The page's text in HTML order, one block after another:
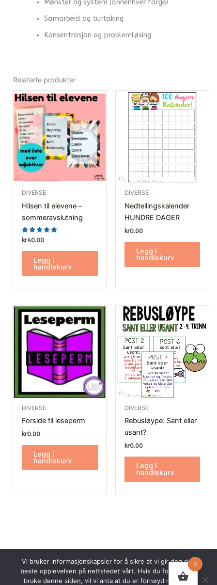
Mønster og system (annenhver farge)
Samarbeid og turtaking
Konsentrasjon og problemløsing
Relaterte produkter
DIVERSE
Hilsen til elevene –
sommeravslutning
Vurdert
5.00
av 5
kr40.00
Legg i
handlekurv
DIVERSE
Nedtellingskalender
HUNDRE DAGER
kr0.00
Legg i
handlekurv
DIVERSE
Forside til leseperm
kr0.00
Legg i
handlekurv
DIVERSE
Rebusløype: Sant eller
usant?
kr0.00
Legg i
handlekurv
© 2026 Undervisningsbyen AS. Alle rettigheter forbeholdt.
0
Vi bruker informasjonskapsler for å sikre at vi gir deg den
beste opplevelsen på nettstedet vårt. Hvis du fortsetter å
bruke denne siden, vil vi anta at du er fornøyd med det.